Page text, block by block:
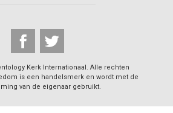
Kerk Internationaal. Alle rechten
is een handelsmerk en wordt met de
van de eigenaar gebruikt.